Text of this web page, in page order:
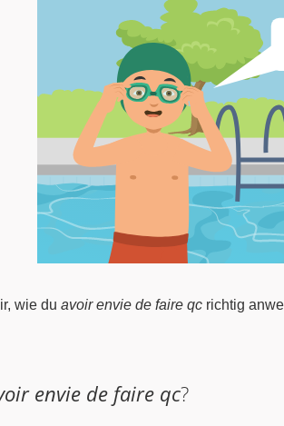
wie du avoir envie de faire qc richtig
envie de faire qc?